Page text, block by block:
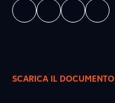
SCARICA IL DOCUMENTO